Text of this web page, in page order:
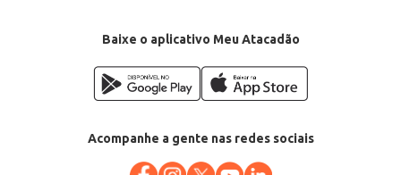
Baixe o aplicativo Meu Atacadão
Acompanhe a gente nas redes sociais